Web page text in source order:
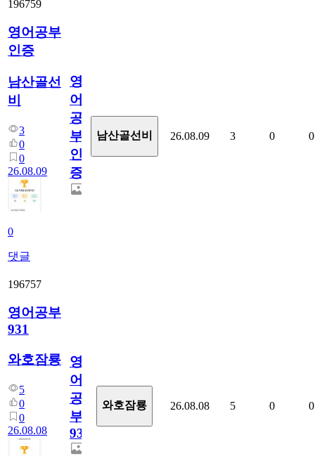
196759
영어공부
인증
남산골선
비
3
0
0
26.08.09
0
댓글
영
어
공
부
인
증
남산골선비 26.08.09 3 0 0
196757
영어공부
931
와호잠룡
5
0
0
26.08.08
영
어
공
부
931
와호잠룡 26.08.08 5 0 0